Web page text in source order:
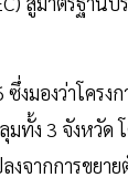
งมองว่าโคร
ทั้ง 3 จังหวัด
ากการขยาย